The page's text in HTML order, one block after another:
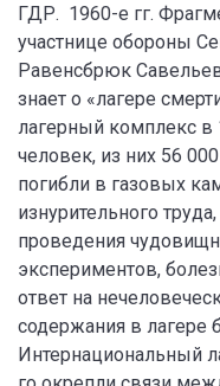
ГДР. 1960-е гг.
участнице обороны
Равенсбрюк
знает о «лагере
лагерный комплекс в
человек, из них 56
погибли в газовых
изнурительного
проведения
экспериментов,
ответ на
содержания в лагере
Интернациональный